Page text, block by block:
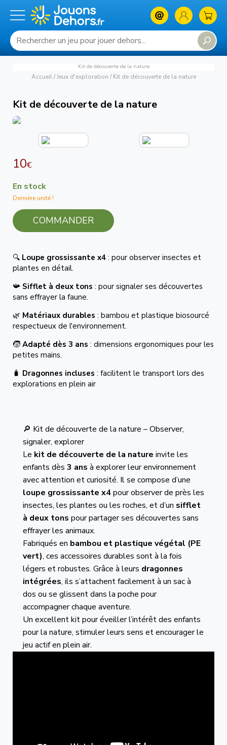
Kit de découverte de la nature
Accueil/ Jeux d'exploration / Kit de découverte de la nature
🔎 Kit de découverte de la nature – Observer,
signaler, explorer
Le kit de découverte de la nature invite les
enfants dès 3 ans à explorer leur environnement
avec attention et curiosité. Il se compose d’une
loupe grossissante x4pour observer de près les
insectes, les plantes ou les roches, et d’un sifflet
à deux tons pour partager ses découvertes sans
effrayer les animaux.
Fabriqués en bambou et plastique végétal (PE
vert), ces accessoires durables sont à la fois
légers et robustes. Grâce à leurs dragonnes
intégrées, ils s’attachent facilement à un sac à
dos ou se glissent dans la poche pour
accompagner chaque aventure.
Un excellent kit pour éveiller l’intérêt des enfants
pour la nature, stimuler leurs sens et encourager le
jeu actif en plein air.
Kit de découverte de la nature
10€
En stock
Dernière unité !
COMMANDER
🔍 Loupe grossissante x4 : pour observer insectes et
plantes en détail.
📯 Sifflet à deux tons : pour signaler ses découvertes
sans effrayer la faune.
🌿 Matériaux durables : bambou et plastique biosourcé
respectueux de l'environnement.
🧒 Adapté dès 3 ans : dimensions ergonomiques pour les
petites mains.
🧳 Dragonnes incluses : facilitent le transport lors des
explorations en plein air